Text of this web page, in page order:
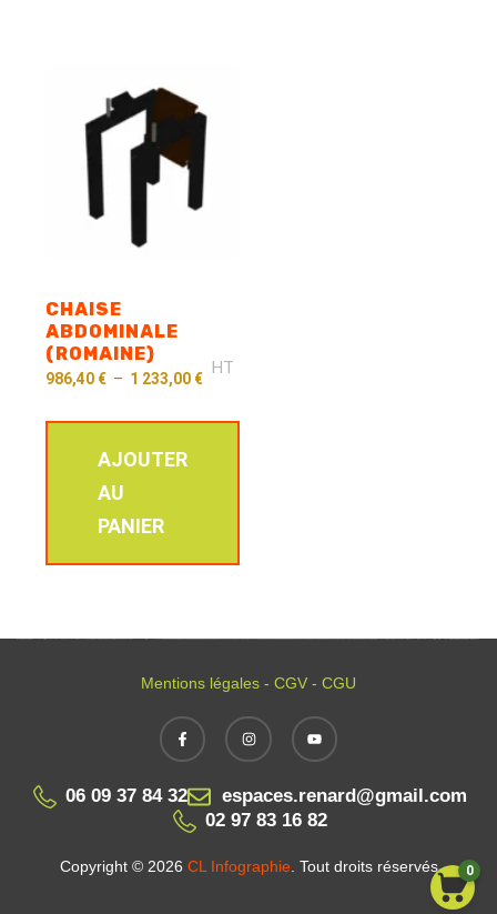
CHAISE
ABDOMINALE
(ROMAINE)
986,40 € – 1 233,00 €
HT
AJOUTER
AU
PANIER
Mentions légales - CGV - CGU
06 09 37 84 32
espaces.renard@gmail.com
02 97 83 16 82
Copyright © 2026 CL Infographie. Tout droits réservés 0